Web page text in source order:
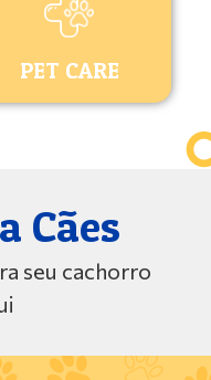
PET CARE
Cães
seu cachorro